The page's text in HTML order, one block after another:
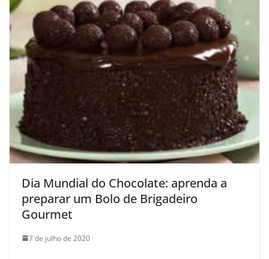
Dia Mundial do Chocolate: aprenda a
preparar um Bolo de Brigadeiro
Gourmet
7 de julho de 2020